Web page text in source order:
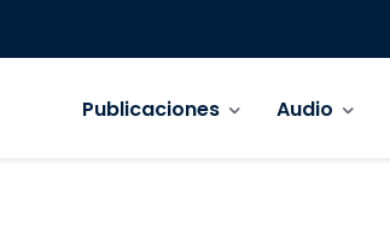
Publicaciones Audio